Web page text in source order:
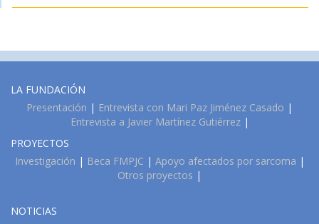
LA FUNDACIÓN
Presentación | Entrevista con Mari Paz Jiménez Casado |
Entrevista a Javier Martínez Gutiérrez|
PROYECTOS
Investigación | Beca FMPJC | Apoyo afectados por sarcoma |
Otros proyectos |
NOTICIAS